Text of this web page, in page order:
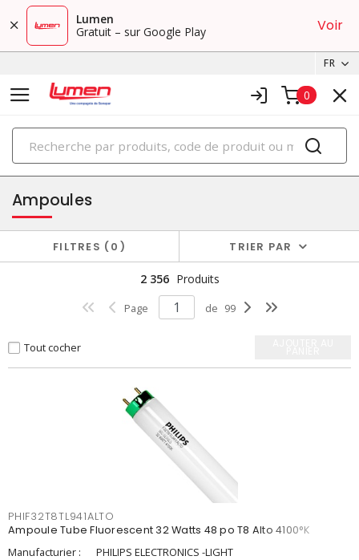
Lumen
Gratuit – sur Google Play
Voir
FR
0
PRODUITS
éclairage
Ampoules
FILTRES 0 TRIER PAR
2 356 Produits
Page de 99
Tout cocher
PHIF32T8TL941ALTO
Ampoule Tube Fluorescent 32 Watts 48 po T8 Alto 4100°K
Manufacturier :
PHILIPS ELECTRONICS -LIGHT